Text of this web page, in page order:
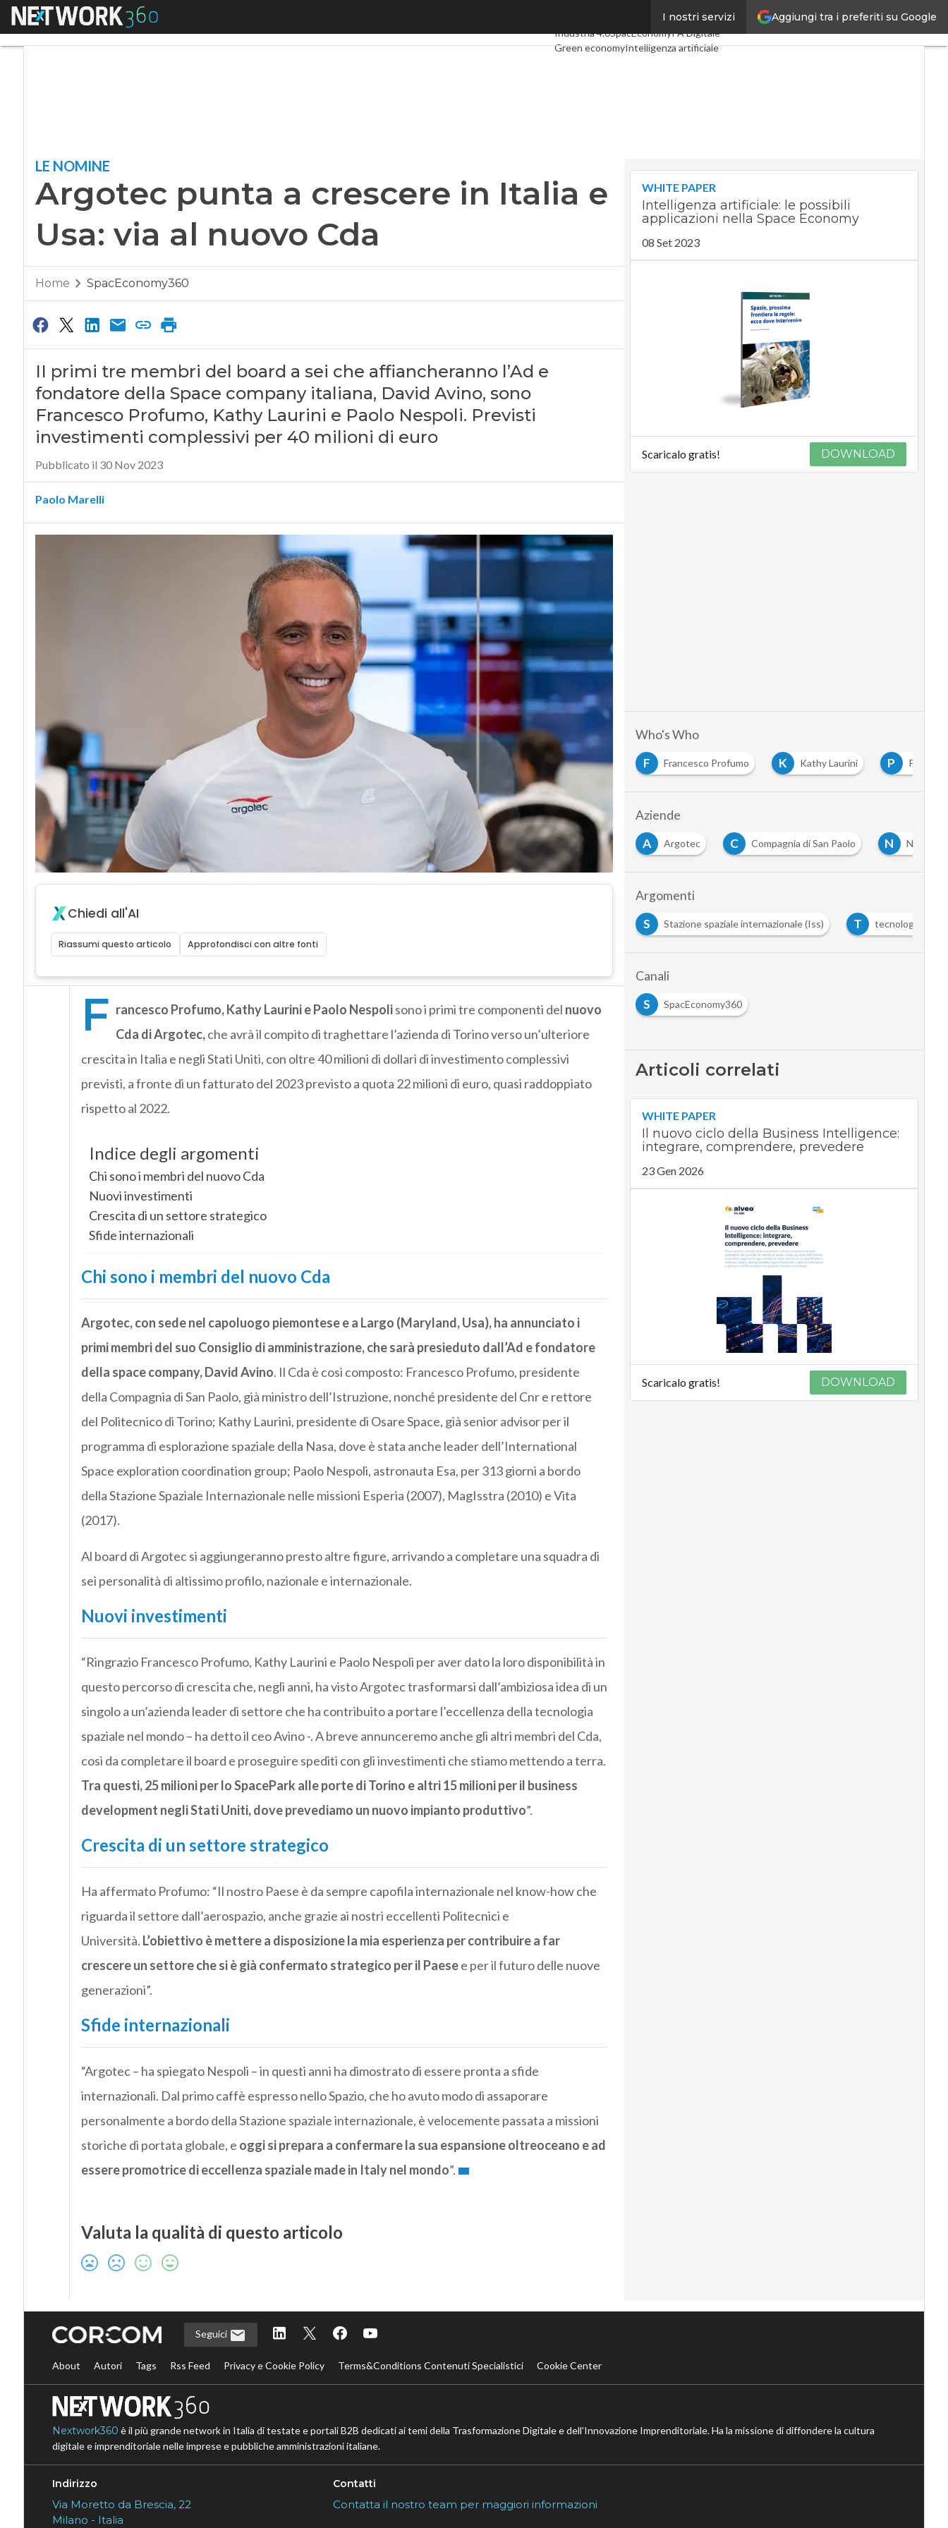
Aggiungi tra i preferiti su Google
I nostri servizi
Menu Digital EconomyTelco
Industria 4.0SpacEconomyPA Digitale
Green economyIntelligenza artificiale
LE NOMINE
Argotec punta a crescere in Italia e
Usa: via al nuovo Cda
Home SpacEconomy360
II primi tre membri del board a sei che affiancheranno l’Ad e
fondatore della Space company italiana, David Avino, sono
Francesco Profumo, Kathy Laurini e Paolo Nespoli. Previsti
investimenti complessivi per 40 milioni di euro
Pubblicato il 30 Nov 2023
Paolo Marelli
Chiedi all'AI
Riassumi questo articolo Approfondisci con altre fonti
F rancesco Profumo, Kathy Laurini e Paolo Nespolisono i primi tre componenti del nuovo
Cda di Argotec,che avrà il compito di traghettare l’azienda di Torino verso un’ulteriore
crescita in Italia e negli Stati Uniti, con oltre 40 milioni di dollari di investimento complessivi
previsti, a fronte di un fatturato del 2023 previsto a quota 22 milioni di euro, quasi raddoppiato
rispetto al 2022.
Indice degli argomenti
Chi sono i membri del nuovo Cda
Nuovi investimenti
Crescita di un settore strategico
Sfide internazionali
Chi sono i membri del nuovo Cda
Argotec, con sede nel capoluogo piemontese e a Largo (Maryland, Usa), ha annunciato i
primi membri del suo Consiglio di amministrazione, che sarà presieduto dall’Ad e fondatore
della space company, David Avino. Il Cda è così composto: Francesco Profumo, presidente
della Compagnia di San Paolo, già ministro dell’Istruzione, nonché presidente del Cnr e rettore
del Politecnico di Torino; Kathy Laurini, presidente di Osare Space, già senior advisor per il
programma di esplorazione spaziale della Nasa, dove è stata anche leader dell’International
Space exploration coordination group; Paolo Nespoli, astronauta Esa, per 313 giorni a bordo
della Stazione Spaziale Internazionale nelle missioni Esperia (2007), MagIsstra (2010) e Vita
(2017).
Al board di Argotec si aggiungeranno presto altre figure, arrivando a completare una squadra di
sei personalità di altissimo profilo, nazionale e internazionale.
Nuovi investimenti
“Ringrazio Francesco Profumo, Kathy Laurini e Paolo Nespoli per aver dato la loro disponibilità in
questo percorso di crescita che, negli anni, ha visto Argotec trasformarsi dall’ambiziosa idea di un
singolo a un’azienda leader di settore che ha contribuito a portare l’eccellenza della tecnologia
spaziale nel mondo – ha detto il ceo Avino -. A breve annunceremo anche gli altri membri del Cda,
così da completare il board e proseguire spediti con gli investimenti che stiamo mettendo a terra.
Tra questi, 25 milioni per lo SpacePark alle porte di Torino e altri 15 milioni per il business
development negli Stati Uniti, dove prevediamo un nuovo impianto produttivo”.
Crescita di un settore strategico
Ha affermato Profumo: “Il nostro Paese è da sempre capofila internazionale nel know-how che
riguarda il settore dall’aerospazio, anche grazie ai nostri eccellenti Politecnici e
Università. L’obiettivo è mettere a disposizione la mia esperienza per contribuire a far
crescere un settore che si è già confermato strategico per il Paesee per il futuro delle nuove
generazioni”.
Sfide internazionali
“Argotec – ha spiegato Nespoli – in questi anni ha dimostrato di essere pronta a sfide
internazionali. Dal primo caffè espresso nello Spazio, che ho avuto modo di assaporare
personalmente a bordo della Stazione spaziale internazionale, è velocemente passata a missioni
storiche di portata globale, e oggi si prepara a confermare la sua espansione oltreoceano e ad
essere promotrice di eccellenza spaziale made in Italy nel mondo”.
Valuta la qualità di questo articolo
WHITE PAPER
Intelligenza artificiale: le possibili
applicazioni nella Space Economy
08 Set 2023
Scaricalo gratis! DOWNLOAD
Who's Who
David Avino F Francesco Profumo K Kathy Laurini P
Paolo Nespoli
Aziende
agenzia spaziale europea (Esa) A Argotec C Compagnia di San Paolo N Nasa O
Osare Space
Argomenti
Stazione spaziale internazionale (Iss) T
tecnologie spaziali
Canali
S
SpacEconomy360
Articoli correlati
WHITE PAPER
Il nuovo ciclo della Business Intelligence:
integrare, comprendere, prevedere
23 Gen 2026
Scaricalo gratis! DOWNLOAD
Seguici
About Autori Tags Rss Feed Privacy e Cookie Policy Terms&Conditions Contenuti Specialistici Cookie Center
Nextwork360 è il più grande network in Italia di testate e portali B2B dedicati ai temi della Trasformazione Digitale e dell’Innovazione Imprenditoriale. Ha la missione di diffondere la cultura
digitale e imprenditoriale nelle imprese e pubbliche amministrazioni italiane.
Indirizzo
Via Moretto da Brescia, 22
Milano - Italia
Contatti
Contatta il nostro team per maggiori informazioni